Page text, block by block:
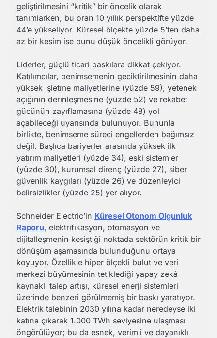
geliştirilmesini “kritik” bir öncelik olarak
tanımlarken, bu oran 10 yıllık perspektifte yüzde
44’e yükseliyor. Küresel ölçekte yüzde 5’ten daha
az bir kesim ise bunu düşük öncelikli görüyor.
Liderler, güçlü ticari baskılara dikkat çekiyor.
Katılımcılar, benimsemenin geciktirilmesinin daha
yüksek işletme maliyetlerine (yüzde 59), yetenek
açığının derinleşmesine (yüzde 52) ve rekabet
gücünün zayıflamasına (yüzde 48) yol
açabileceği uyarısında bulunuyor. Bununla
birlikte, benimseme süreci engellerden bağımsız
değil. Başlıca bariyerler arasında yüksek ilk
yatırım maliyetleri (yüzde 34), eski sistemler
(yüzde 30), kurumsal direnç (yüzde 27), siber
güvenlik kaygıları (yüzde 26) ve düzenleyici
belirsizlikler (yüzde 25) yer alıyor.
Schneider Electric’in Küresel Otonom Olgunluk
Raporu, elektrifikasyon, otomasyon ve
dijitalleşmenin kesiştiği noktada sektörün kritik bir
dönüşüm aşamasında bulunduğunu ortaya
koyuyor. Özellikle hiper ölçekli bulut ve veri
merkezi büyümesinin tetiklediği yapay zekâ
kaynaklı talep artışı, küresel enerji sistemleri
üzerinde benzeri görülmemiş bir baskı yaratıyor.
Elektrik talebinin 2030 yılına kadar neredeyse iki
katına çıkarak 1.000 TWh seviyesine ulaşması
öngörülüyor; bu da esnek, verimli ve dayanıklı